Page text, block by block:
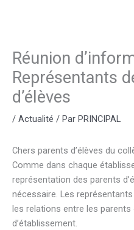
Réunion
Représentants
d’élèves
/ Actualité / Par PRINCIPAL
Chers parents d’élèves du
Comme dans chaque
représentation des parents
nécessaire. Les
les relations entre les parents
d’établissement.